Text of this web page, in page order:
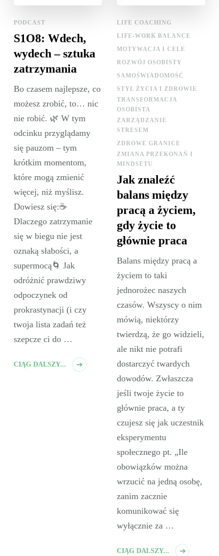
PODCAST
S1O8: Wdech,
wydech – sztuka
zatrzymania
Bo czasem najlepsze, co
możesz zrobić, to… nic
nie robić. 🌿 W tym
odcinku przyglądamy
się pauzom – tym
krótkim momentom,
które mogą zmienić
więcej, niż myślisz.
Dowiesz się:☕
Dlaczego zatrzymanie
się w biegu nie jest
oznaką słabości, a
supermocą🌀 Jak
odróżnić prawdziwy
odpoczynek od
prokrastynacji (i czy
twoja lista zadań też
szepcze ci do …
CIĄG DALSZY...
LIFE COACHING
LIFE-WORK BALANCE
MOTYWACJA I CELE
ROZWÓJ OSOBISTY
SAMOŚWIADOMOŚĆ
STYL ŻYCIA I ZDROWIE
TRANSFORMACJA
OSOBISTA
ZARZĄDZANIE
STRESEM
ZDROWE GRANICE
ZMIANA PRZEKONAŃ I
MINDSETU
Jak znaleźć
balans między
pracą a życiem,
gdy życie to
głównie praca
Balans między pracą a
życiem to taki
jednorożec naszych
czasów. Wszyscy o nim
mówią, niektórzy
twierdzą, że go widzieli,
ale nikt nie potrafi
dostarczyć twardych
dowodów. Zwłaszcza
jeśli twoje życie to
głównie praca, a ty
czujesz się jak uczestnik
eksperymentu
społecznego pt. „Ile
obowiązków można
wrzucić na jedną osobę,
zanim zacznie
komunikować się
wyłącznie za …
CIĄG DALSZY...